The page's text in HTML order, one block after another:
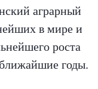
аграрный
в мире и
роста
годы.